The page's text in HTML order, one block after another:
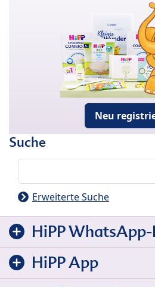
Neu
Suche
Erweiterte Suche
HiPP
HiPP App